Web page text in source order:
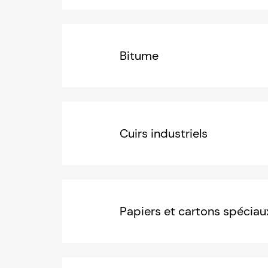
Bitume
Cuirs industriels
Papiers et cartons